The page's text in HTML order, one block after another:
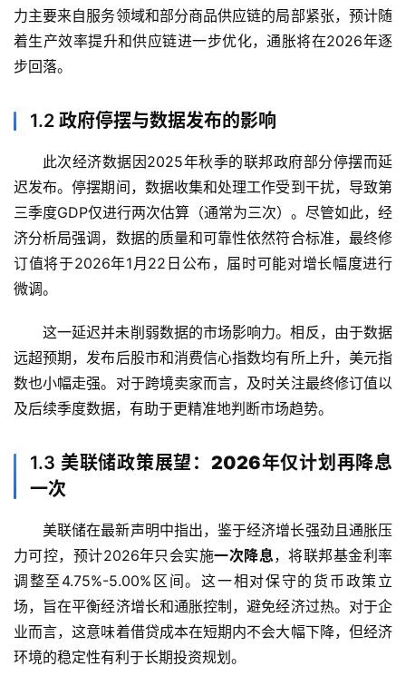
力主要来自服务领域和部分商品供应链的局部紧张，预计随
着生产效率提升和供应链进一步优化，通胀将在2026年逐
步回落。
1.2 政府停摆与数据发布的影响
此次经济数据因2025年秋季的联邦政府部分停摆而延
迟发布。停摆期间，数据收集和处理工作受到干扰，导致第
三季度GDP仅进行两次估算（通常为三次）。尽管如此，经
济分析局强调，数据的质量和可靠性依然符合标准，最终修
订值将于2026年1月22日公布，届时可能对增长幅度进行
微调。
这一延迟并未削弱数据的市场影响力。相反，由于数据
远超预期，发布后股市和消费信心指数均有所上升，美元指
数也小幅走强。对于跨境卖家而言，及时关注最终修订值以
及后续季度数据，有助于更精准地判断市场趋势。
1.3 美联储政策展望：2026年仅计划再降息
一次
美联储在最新声明中指出，鉴于经济增长强劲且通胀压
力可控，预计2026年只会实施一次降息，将联邦基金利率
调整至4.75%-5.00%区间。这一相对保守的货币政策立
场，旨在平衡经济增长和通胀控制，避免经济过热。对于企
业而言，这意味着借贷成本在短期内不会大幅下降，但经济
环境的稳定性有利于长期投资规划。